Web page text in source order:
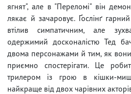
ягнят", але в "Переломі" він
лякає й зачаровує. Ґослінґ
втілив симпатичним, але
одержимий досконалістю Тед
двома персонажами й тим, як
приємно спостерігати. Це
трилером із грою в кішки-
найкраще від двох чарівних